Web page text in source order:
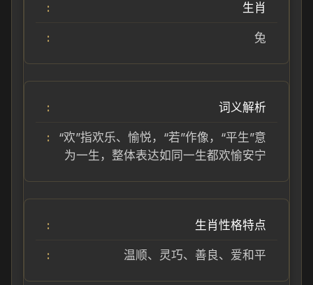
生肖
兔
词义解析
“欢”指欢乐、愉悦，“若”作像，“平生”意
为一生，整体表达如同一生都欢愉安宁
生肖性格特点
温顺、灵巧、善良、爱和平